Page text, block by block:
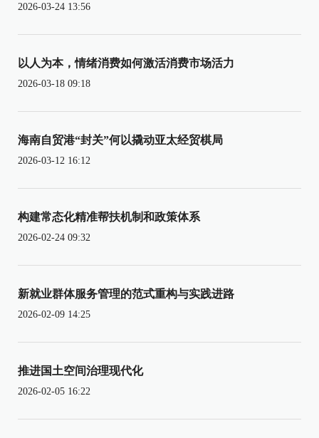
2026-03-24 13:56
以人为本，情绪消费如何激活消费市场活力
2026-03-18 09:18
海南自贸港“封关”何以撬动亚太经贸棋局
2026-03-12 16:12
构建常态化精准帮扶机制和政策体系
2026-02-24 09:32
新就业群体服务管理的范式重构与实践进路
2026-02-09 14:25
推进国土空间治理现代化
2026-02-05 16:22